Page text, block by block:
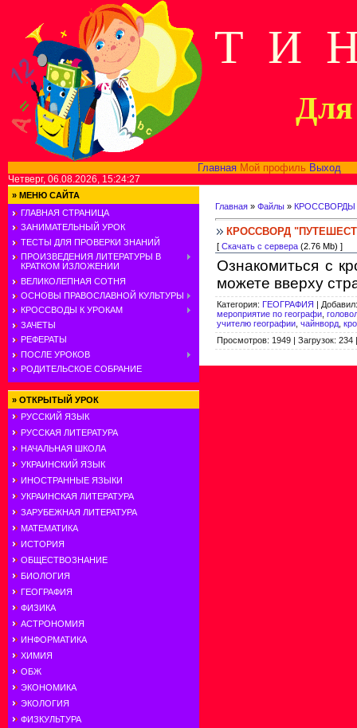
Т И
Для
Главная Мой профиль Выход
Четверг, 06.08.2026, 15:24:27
» МЕНЮ САЙТА
ГЛАВНАЯ СТРАНИЦА
ЗАНИМАТЕЛЬНЫЙ УРОК
ТЕСТЫ ДЛЯ ПРОВЕРКИ ЗНАНИЙ
ПРОИЗВЕДЕНИЯ ЛИТЕРАТУРЫ В
КРАТКОМ ИЗЛОЖЕНИИ
ВЕЛИКОЛЕПНАЯ СОТНЯ
ОСНОВЫ ПРАВОСЛАВНОЙ КУЛЬТУРЫ
КРОССВОДЫ К УРОКАМ
ЗАЧЕТЫ
РЕФЕРАТЫ
ПОСЛЕ УРОКОВ
РОДИТЕЛЬСКОЕ СОБРАНИЕ
» ОТКРЫТЫЙ УРОК
РУССКИЙ ЯЗЫК
РУССКАЯ ЛИТЕРАТУРА
НАЧАЛЬНАЯ ШКОЛА
УКРАИНСКИЙ ЯЗЫК
ИНОСТРАННЫЕ ЯЗЫКИ
УКРАИНСКАЯ ЛИТЕРАТУРА
ЗАРУБЕЖНАЯ ЛИТЕРАТУРА
МАТЕМАТИКА
ИСТОРИЯ
ОБЩЕСТВОЗНАНИЕ
БИОЛОГИЯ
ГЕОГРАФИЯ
ФИЗИКА
АСТРОНОМИЯ
ИНФОРМАТИКА
ХИМИЯ
ОБЖ
ЭКОНОМИКА
ЭКОЛОГИЯ
ФИЗКУЛЬТУРА
Главная » Файлы » КРОССВОРДЫ
КРОССВОРД
[ Скачать с сервера (2.76 Mb) ]
Ознакомиться с
можете вверху
Категория: ГЕОГРАФИЯ | Добавил:
мероприятие по географи
учителю географии чайнворд
Просмотров: 1949 | Загрузок: 234